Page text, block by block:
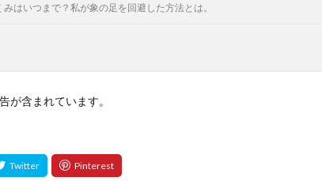
みはいつまで？私が象の足を回避した方法とは。
が含まれています。